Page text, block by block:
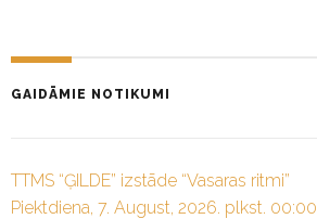
GAIDĀMIE NOTIKUMI
TTMS “ĢILDE” izstāde “Vasaras ritmi”
Piektdiena, 7. August, 2026. plkst. 00:00